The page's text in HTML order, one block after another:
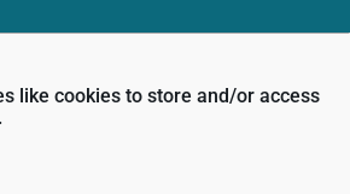
like cookies to store and/or access